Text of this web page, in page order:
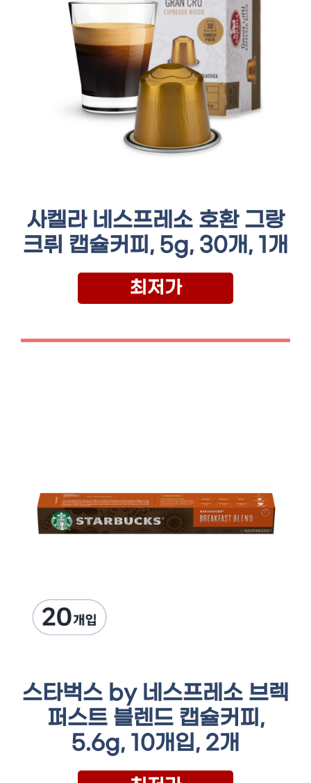
사켈라 네스프레소 호환 그랑
크뤼 캡슐커피, 5g, 30개, 1개
최저가
스타벅스 by 네스프레소 브렉
퍼스트 블렌드 캡슐커피,
5.6g, 10개입, 2개